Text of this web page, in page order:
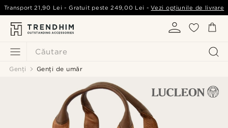
Căutare
Transport 21,90 Lei - Gratuit peste249,00 Lei -Vezi opțiunile de livrare
Genți Genți de umăr